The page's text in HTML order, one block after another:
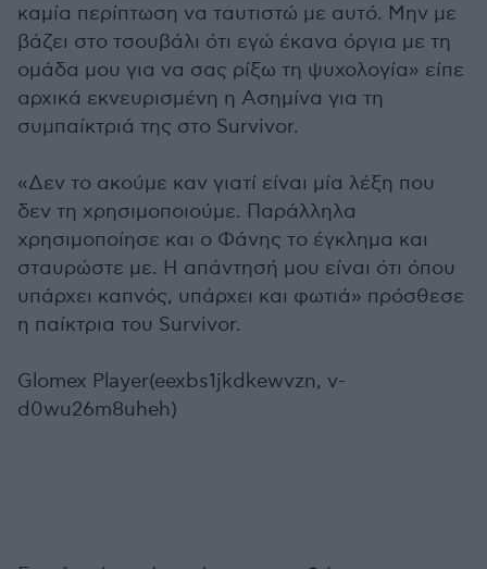
καμία περίπτωση να ταυτιστώ με αυτό. Μην με
βάζει στο τσουβάλι ότι εγώ έκανα όργια με τη
ομάδα μου για να σας ρίξω τη ψυχολογία» είπε
αρχικά εκνευρισμένη η Ασημίνα για τη
συμπαίκτριά της στο Survivor.
«Δεν το ακούμε καν γιατί είναι μία λέξη που
δεν τη χρησιμοποιούμε. Παράλληλα
χρησιμοποίησε και ο Φάνης το έγκλημα και
σταυρώστε με. Η απάντησή μου είναι ότι όπου
υπάρχει καπνός, υπάρχει και φωτιά» πρόσθεσε
η παίκτρια του Survivor.
Glomex Player(eexbs1jkdkewvzn, v-
d0wu26m8uheh)